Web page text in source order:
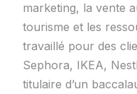
marketing, la vente
tourisme et les
travaillé pour des
Sephora, IKEA,
titulaire d’un